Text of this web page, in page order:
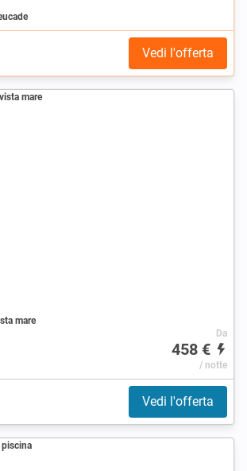
Vedi l'offerta
mare
Da
458 €
/ notte
Vedi l'offerta